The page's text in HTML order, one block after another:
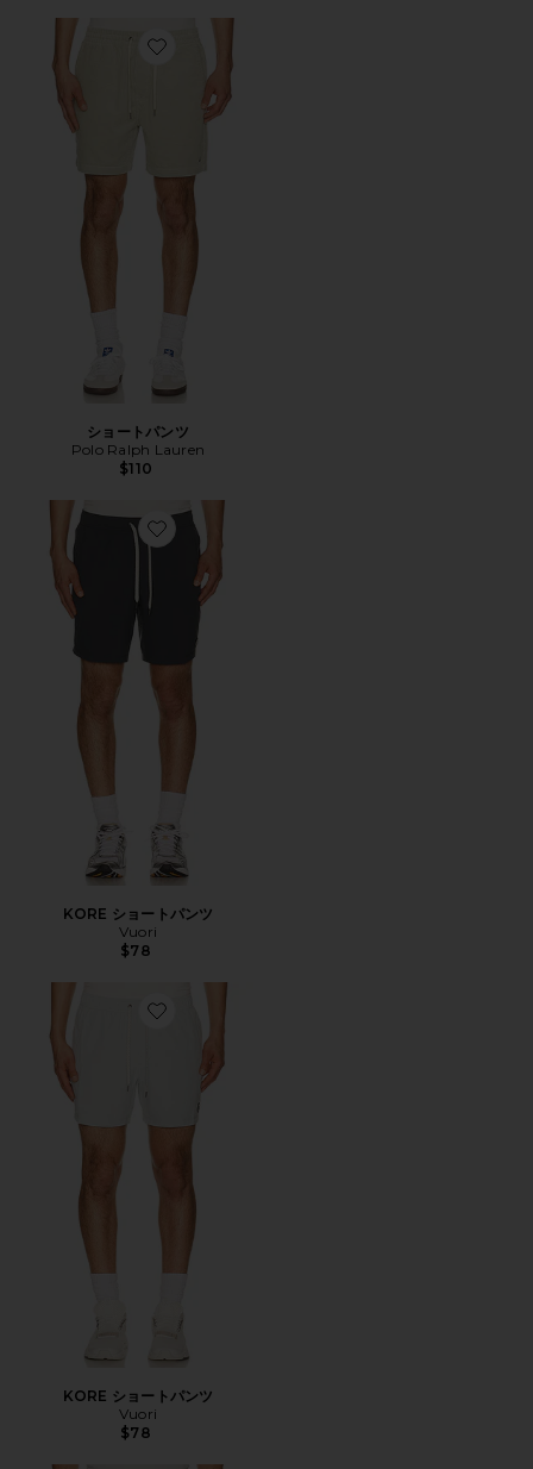
Favorite ショートパンツ
ショートパンツ
Polo Ralph Lauren
$110
Favorite KORE ショートパンツ
KORE ショートパンツ
Vuori
$78
Favorite KORE ショートパンツ
KORE ショートパンツ
Vuori
$78